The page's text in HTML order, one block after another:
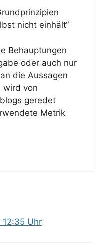
nicht einhält“
Behauptungen
oder auch nur
die Aussagen
wird von
geredet
Metrik
12:35 Uhr